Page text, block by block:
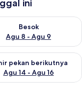
ini
7 - Agu 8
Besok
Agu 8 - Agu 9
ketersediaan untuk
Agu 7 - Agu 9
pekan berikutnya
Agu 14 - Agu 16
ketersediaan untuk